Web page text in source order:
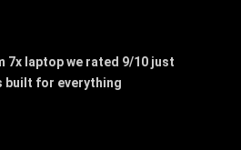
7x laptop we rated 9/10 just
built for everything